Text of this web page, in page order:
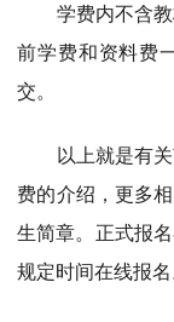
学费内不含教
前学费和资料费
交。
以上就是有关
费的介绍，更多
生简章。正式报
规定时间在线报名